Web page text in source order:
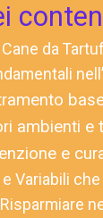
da
ambienti e
e
Variabili